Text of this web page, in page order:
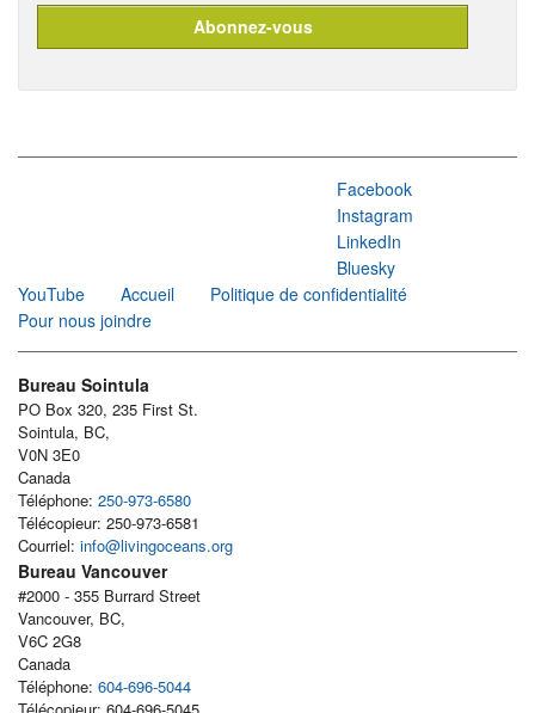
Facebook
Instagram
LinkedIn
Bluesky
YouTube
Accueil
Politique de confidentialité
Pour nous joindre
Bureau Sointula
PO Box 320, 235 First St.
Sointula, BC,
V0N 3E0
Canada
Téléphone: 250-973-6580
Télécopieur: 250-973-6581
Courriel: info@livingoceans.org
Bureau Vancouver
#2000 - 355 Burrard Street
Vancouver, BC,
V6C 2G8
Canada
Téléphone: 604-696-5044